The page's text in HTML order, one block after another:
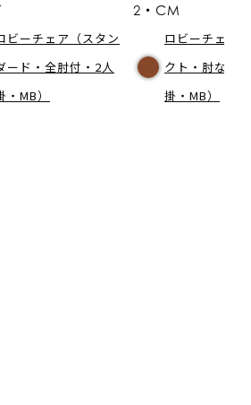
ビーチェア（スタン
ード・全肘付・2人
・MB）
2・CM
ロビーチェア
クト・肘なし
掛・MB）